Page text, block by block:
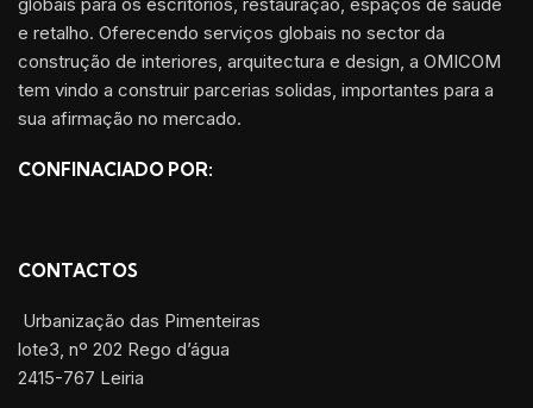
e retalho. Oferecendo serviços globais no sector da
construção de interiores, arquitectura e design, a OMICOM
tem vindo a construir parcerias solidas, importantes para a
sua afirmação no mercado.
CONFINACIADO POR:
CONTACTOS
Urbanização das Pimenteiras
lote3, nº 202 Rego d’água
2415-767 Leiria